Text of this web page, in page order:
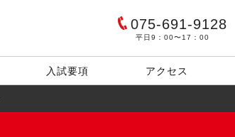
075-691-9128
平日9：00〜17：00
入試要項 アクセス